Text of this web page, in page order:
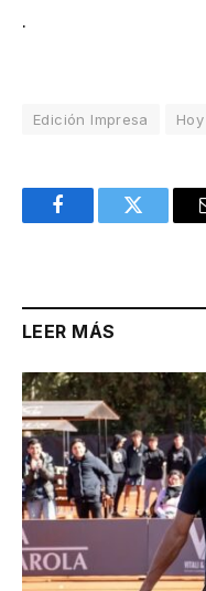
.
Edición Impresa Hoy
FacebookTwitter
LEER MÁS